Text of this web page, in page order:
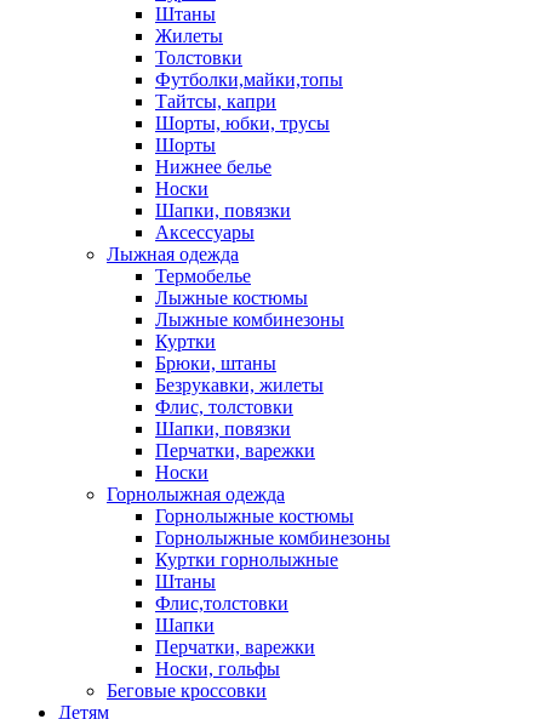
Штаны
Жилеты
Толстовки
Футболки,майки,топы
Тайтсы, капри
Шорты, юбки, трусы
Шорты
Нижнее белье
Носки
Шапки, повязки
Аксессуары
Лыжная одежда
Термобелье
Лыжные костюмы
Лыжные комбинезоны
Куртки
Брюки, штаны
Безрукавки, жилеты
Флис, толстовки
Шапки, повязки
Перчатки, варежки
Носки
Горнолыжная одежда
Горнолыжные костюмы
Горнолыжные комбинезоны
Куртки горнолыжные
Штаны
Флис,толстовки
Шапки
Перчатки, варежки
Носки, гольфы
Беговые кроссовки
Детям